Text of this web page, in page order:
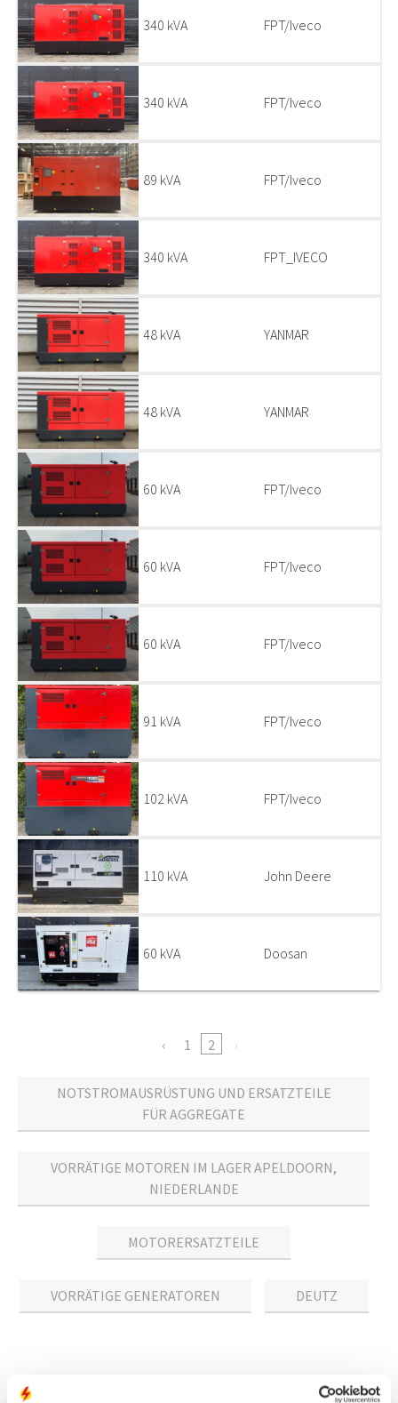
340 kVA FPT/Iveco
340 kVA FPT/Iveco
89 kVA FPT/Iveco
340 kVA FPT_IVECO
48 kVA YANMAR
48 kVA YANMAR
60 kVA FPT/Iveco
60 kVA FPT/Iveco
60 kVA FPT/Iveco
91 kVA FPT/Iveco
102 kVA FPT/Iveco
110 kVA John Deere
60 kVA Doosan
1 2
NOTSTROMAUSRÜSTUNG UND ERSATZTEILE
FÜR AGGREGATE
VORRÄTIGE MOTOREN IM LAGER APELDOORN,
NIEDERLANDE
MOTORERSATZTEILE
VORRÄTIGE GENERATOREN DEUTZ
Stromaggregat kaufen: direkt bei